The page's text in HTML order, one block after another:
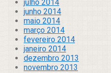
julho 2014
junho 2014
maio 2014
março 2014
fevereiro 2014
janeiro 2014
dezembro 2013
novembro 2013